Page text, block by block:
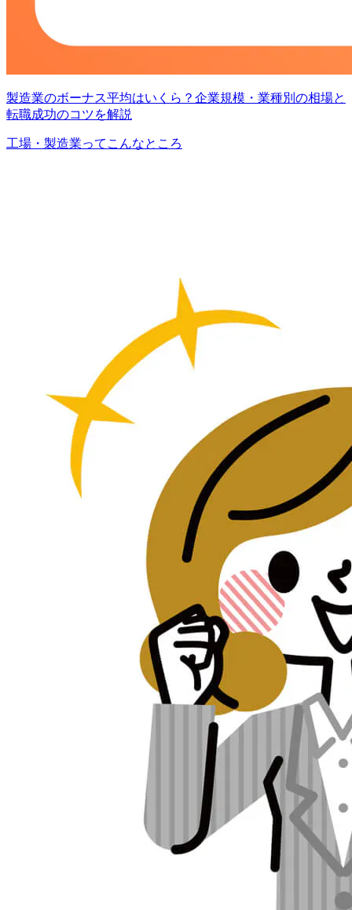
製造業のボーナス平均はいくら？企業規模・業種別の相場と
転職成功のコツを解説
工場・製造業ってこんなところ